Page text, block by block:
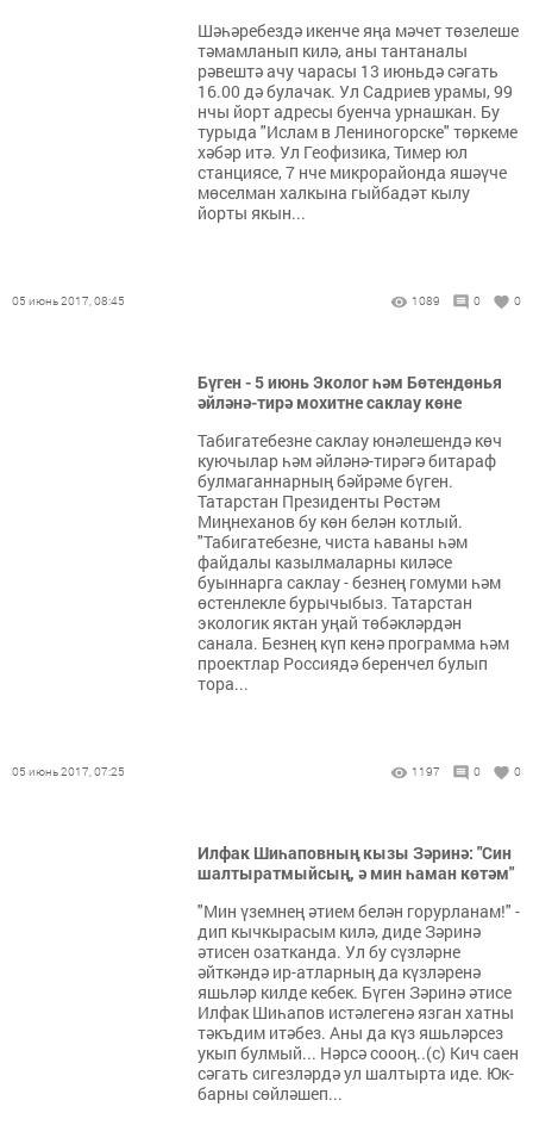
Шәһәребездә икенче яңа мәчет төзелеше
тәмамланып килә, аны тантаналы
рәвештә ачу чарасы 13 июньдә сәгать
16.00 дә булачак. Ул Садриев урамы, 99
нчы йорт адресы буенча урнашкан. Бу
турыда "Ислам в Лениногорске" төркеме
хәбәр итә. Ул Геофизика, Тимер юл
станциясе, 7 нче микрорайонда яшәүче
мөселман халкына гыйбадәт кылу
йорты якын...
05 июнь 2017, 08:45 1089 0 0
Бүген - 5 июнь Эколог һәм Бөтендөнья
әйләнә-тирә мохитне саклау көне
Табигатебезне саклау юнәлешендә көч
куючылар һәм әйләнә-тирәгә битараф
булмаганнарның бәйрәме бүген.
Татарстан Президенты Рөстәм
Миңнеханов бу көн белән котлый.
"Табигатебезне, чиста һаваны һәм
файдалы казылмаларны киләсе
буыннарга саклау - безнең гомуми һәм
өстенлекле бурычыбыз. Татарстан
экологик яктан уңай төбәкләрдән
санала. Безнең күп кенә программа һәм
проектлар Россиядә беренчел булып
тора...
05 июнь 2017, 07:25 1197 0 0
Илфак Шиһаповның кызы Зәринә: "Син
шалтыратмыйсың, ә мин һаман көтәм"
"Мин үземнең әтием белән горурланам!" -
дип кычкырасым килә, диде Зәринә
әтисен озатканда. Ул бу сүзләрне
әйткәндә ир-атларның да күзләренә
яшьләр килде кебек. Бүген Зәринә әтисе
Илфак Шиһапов истәлегенә язган хатны
тәкъдим итәбез. Аны да күз яшьләрсез
укып булмый... Нәрсә соооң..(с) Кич саен
сәгать сигезләрдә ул шалтырта иде. Юк-
барны сөйләшеп...